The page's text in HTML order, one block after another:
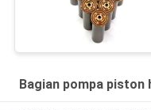
Bagian pompa piston